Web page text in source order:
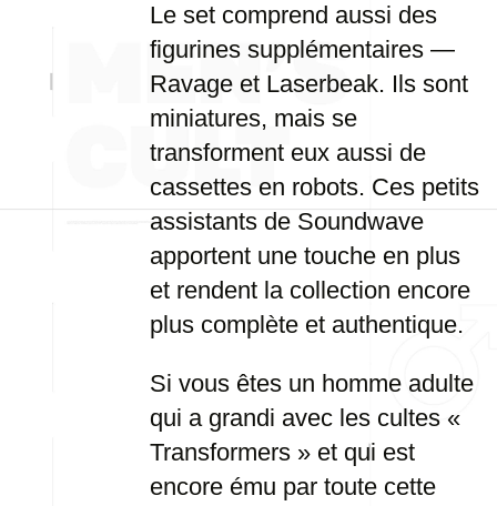
Le set comprend aussi des
figurines supplémentaires —
Ravage et Laserbeak. Ils sont
miniatures, mais se
transforment eux aussi de
cassettes en robots. Ces petits
assistants de Soundwave
apportent une touche en plus
et rendent la collection encore
plus complète et authentique.
Si vous êtes un homme adulte
qui a grandi avec les cultes «
Transformers » et qui est
encore ému par toute cette